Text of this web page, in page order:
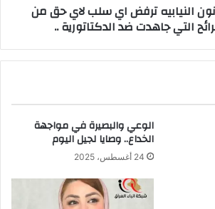
النيابيه ترفض اي سلب لاي حق من
التي جاهدت ضد الدكتاتورية ..
الوعي والبصيرة في مواجهة
الخداع.. وصايا لجيل اليوم
24 أغسطس، 2025